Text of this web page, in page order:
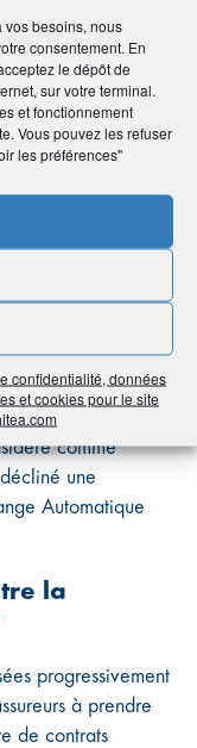
vos besoins, nous
consentement. En
le dépôt de
sur votre terminal.
et fonctionnement
Vous pouvez les refuser
les préférences"
confidentialité, données
et cookies pour le site
identifier les
certains cas les
à classifier ces
exposées doivent
applicable
mois au fisc
sous peine
nous impose de
et les contrats
pas cette
comme
une
Automatique
la
progressivement
à prendre
de contrats